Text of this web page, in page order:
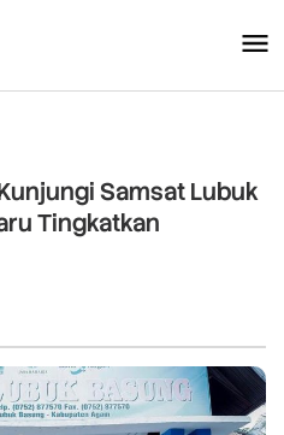
Samsat Lubuk
Tingkatkan